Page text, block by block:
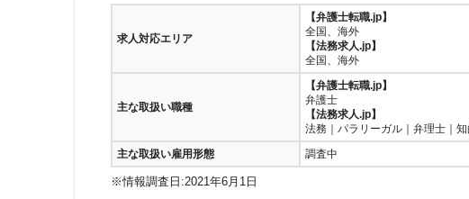
求人対応エリア
【弁護士転職.jp】
全国、海外
【法務求人.jp】
全国、海外
主な取扱い職種
【弁護士転職.jp】
弁護士
【法務求人.jp】
法務｜パラリーガル｜弁理士｜
主な取扱い雇用形態
調査中
※情報調査日:2021年6月1日